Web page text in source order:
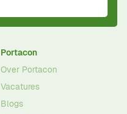
Portacon
Over Portacon
Vacatures
Blogs